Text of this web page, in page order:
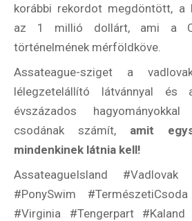
korábbi rekordot megdöntött, a
az 1 millió dollárt, ami a
történelmének mérföldköve.
Assateague-sziget a
lélegzetelállító látvánnyal
évszázados
csodának számít, amit
mindenkinek látnia kell!
AssateagueIsland #Vadlovak
#PonySwim
#Virginia #Tengerpart #Kaland